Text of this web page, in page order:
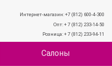
Интернет-магазин: +7 (812) 600-4-300
Опт: + 7 (812) 233-14-50
Розница: + 7 (812) 233-94-11
Салоны